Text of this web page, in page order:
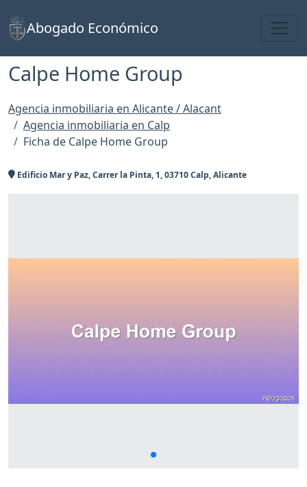
Abogado Económico
Calpe Home Group
Agencia inmobiliaria en Alicante / Alacant
Agencia inmobiliaria en Calp
Ficha de Calpe Home Group
Edificio Mar y Paz, Carrer la Pinta, 1, 03710 Calp, Alicante